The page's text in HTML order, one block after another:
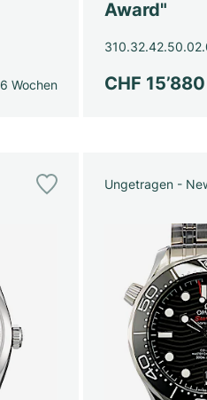
6 Wochen
Award"
CHF 15’880
Ungetragen -